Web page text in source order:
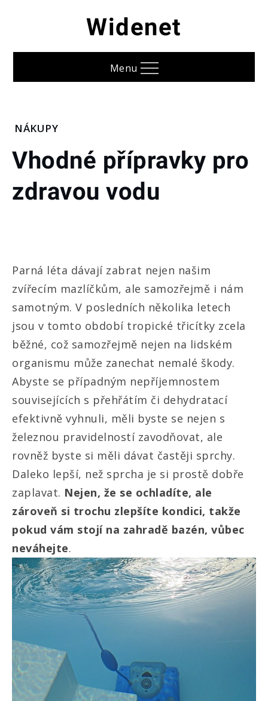
Widenet
Menu
Home
Vhodné
přípravky
pro
zdravou
NÁKUPY
Vhodné přípravky pro
zdravou vodu
Parná léta dávají zabrat nejen našim
zvířecím mazlíčkům, ale samozřejmě i nám
samotným. V posledních několika letech
jsou v tomto období tropické třicítky zcela
běžné, což samozřejmě nejen na lidském
organismu může zanechat nemalé škody.
Abyste se případným nepříjemnostem
souvisejících s přehřátím či dehydratací
efektivně vyhnuli, měli byste se nejen s
železnou pravidelností zavodňovat, ale
rovněž byste si měli dávat častěji sprchy.
Daleko lepší, než sprcha je si prostě dobře
zaplavat. Nejen, že se ochladíte, ale
zároveň si trochu zlepšíte kondici, takže
pokud vám stojí na zahradě bazén, vůbec
neváhejte.